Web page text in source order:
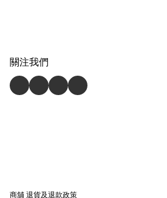
關注我們
商舖退貨及退款政策